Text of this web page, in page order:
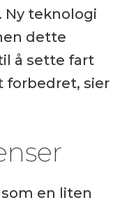
Ny teknologi
dette
å sette fart
forbedret, sier
en liten